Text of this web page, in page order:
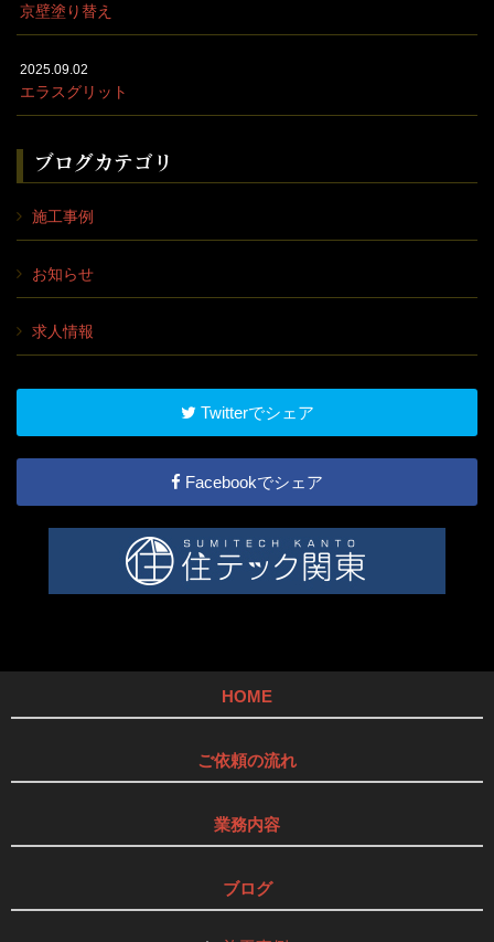
京壁塗り替え
2025.09.02
エラスグリット
ブログカテゴリ
施工事例
お知らせ
求人情報
Twitterでシェア
Facebookでシェア
HOME
ご依頼の流れ
業務内容
ブログ